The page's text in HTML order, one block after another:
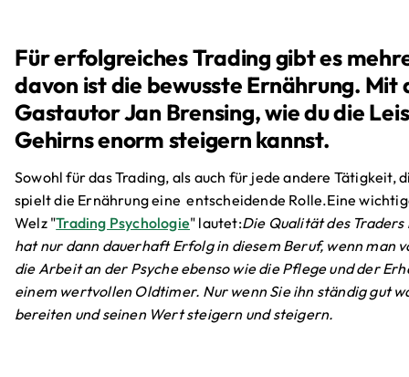
Für erfolgreiches Trading gibt es
davon ist die bewusste Ernährung. Mit
Gastautor Jan Brensing, wie du die
Gehirns enorm steigern kannst.
Sowohl für das Trading, als auch für jede andere
spielt die Ernährung eine entscheidende Rolle.Eine
Welz "Trading Psychologie" lautet:Die Qualität des
hat nur dann dauerhaft Erfolg in diesem Beruf, wenn man
die Arbeit an der Psyche ebenso wie die Pflege und der
einem wertvollen Oldtimer. Nur wenn Sie ihn ständig gut
bereiten und seinen Wert steigern und steigern.